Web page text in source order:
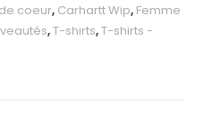
coeur, Carhartt Wip, Femme
,T-shirts,T-shirts -